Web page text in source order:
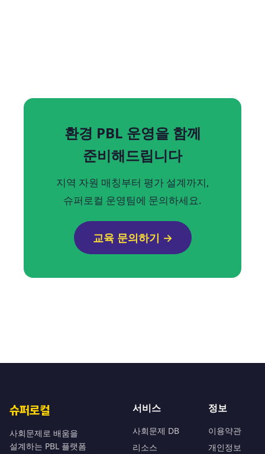
환경 PBL 운영을 함께
준비해드립니다
지역 자원 매칭부터 평가 설계까지,
슈퍼로컬 운영팀에 문의하세요.
교육 문의하기 →
슈퍼로컬
사회문제로 배움을
설계하는 PBL 플랫폼
서비스
사회문제 DB
리소스
정보
이용약관
개인정보